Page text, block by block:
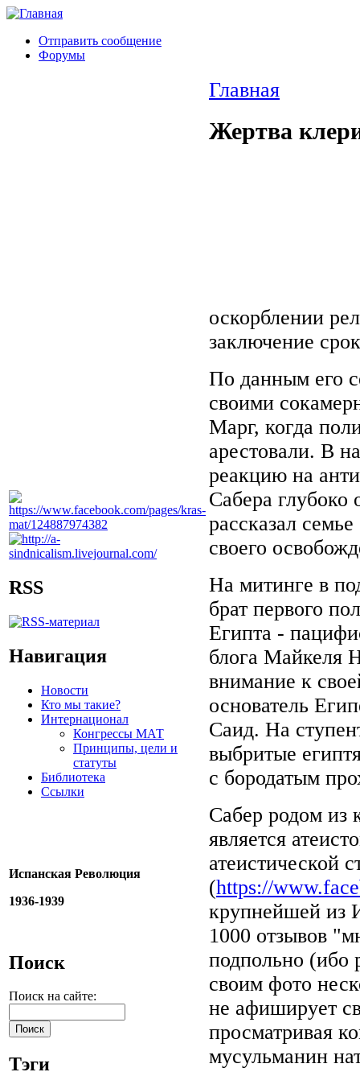
Отправить сообщение
Форумы
RSS
Навигация
Новости
Кто мы такие?
Интернационал
Конгрессы МАТ
Принципы, цели и
статуты
Библиотека
Ссылки
Испанская Революция
1936-1939
Поиск
Поиск на сайте:
Тэги
Главная
Жертва
оскорблении
заключение
По данным его
своими
Марг, когда
арестовали. В
реакцию на
Сабера глубоко
рассказал
своего
На митинге в
брат первого
Египта -
блога Майкеля
внимание к
основатель
Саид. На
выбритые
с бородатым
Сабер родом из
является
атеистической
(https://
крупнейшей из
1000 отзывов
подпольно (ибо
своим фото
не афиширует
просматривая
мусульманин